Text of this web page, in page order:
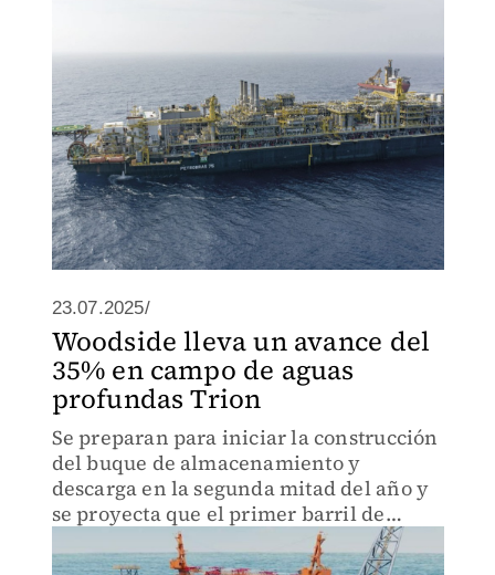
23.07.2025/
Woodside lleva un avance del
35% en campo de aguas
profundas Trion
Se preparan para iniciar la construcción
del buque de almacenamiento y
descarga en la segunda mitad del año y
se proyecta que el primer barril de
petróleo se obtenga en 2028